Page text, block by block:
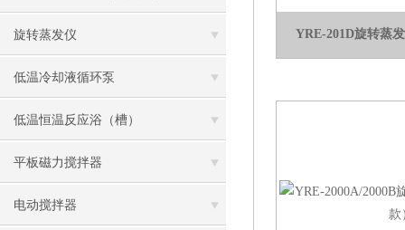
旋转蒸发仪
低温冷却液循环泵
低温恒温反应浴（槽）
平板磁力搅拌器
电动搅拌器
YRE-201D旋转蒸